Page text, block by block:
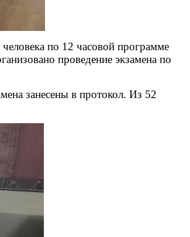
человека по 12 часовой программе
проведение экзамена по
занесены в протокол. Из 52